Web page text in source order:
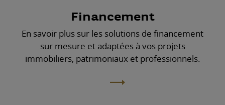
Financement
En savoir plus sur les solutions de financement
sur mesure et adaptées à vos projets
immobiliers, patrimoniaux et professionnels.